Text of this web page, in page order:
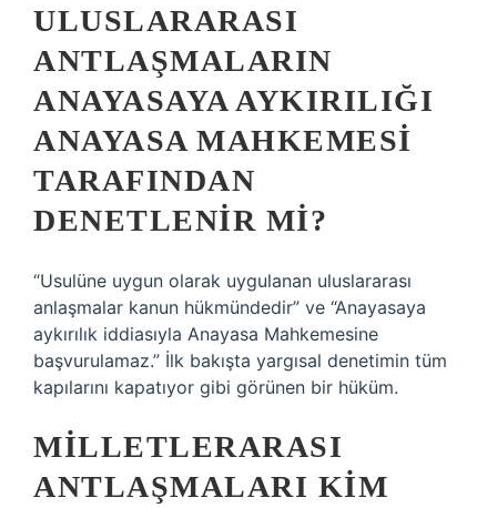
ULUSLARARASI
ANTLAŞMALARIN
ANAYASAYA AYKIRILIĞI
ANAYASA MAHKEMESI
TARAFINDAN
DENETLENIR MI?
“Usulüne uygun olarak uygulanan uluslararası
anlaşmalar kanun hükmündedir” ve “Anayasaya
aykırılık iddiasıyla Anayasa Mahkemesine
başvurulamaz.” İlk bakışta yargısal denetimin tüm
kapılarını kapatıyor gibi görünen bir hüküm.
MILLETLERARASI
ANTLAŞMALARI KIM